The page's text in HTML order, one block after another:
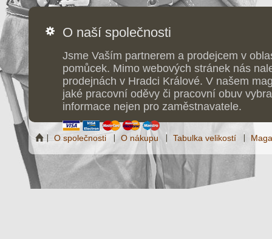
O naší společnosti
Jsme Vaším partnerem a prodejcem v
pomůcek. Mimo webových stránek nás
prodejnách v Hradci Králové. V našem
jaké pracovní oděvy či pracovní obuv
informace nejen pro zaměstnavatele.
O společnosti O nákupu Tabulka velikostí